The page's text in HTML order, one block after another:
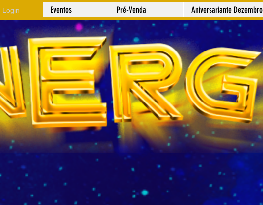
Login Eventos Pré-Venda Aniversariante Dezembro